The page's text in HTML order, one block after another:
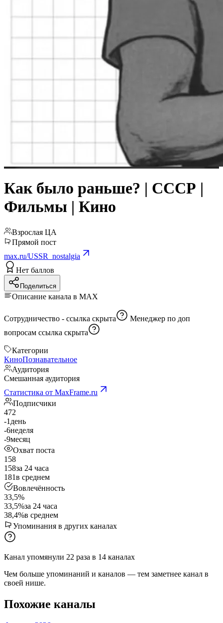
Как было раньше? | СССР |
Фильмы | Кино
Взрослая ЦА
Прямой пост
max.ru/USSR_nostalgia
Нет баллов
Поделиться
Описание канала в MAX
Сотрудничество - ссылка скрыта
вопросам ссылка скрыта
Категории
КиноПознавательное
Аудитория
Смешанная аудитория
Статистика от MaxFrame.ru
Подписчики
472
-1 день
-6неделя
-9месяц
Охват поста
158
158за 24 часа
181в среднем
Вовлечённость
33,5%
33,5%за 24 часа
38,4%в среднем
Упоминания в других каналах
Канал упомянули 22 раза в 14 каналах
Чем больше упоминаний и каналов — тем заметнее канал в
своей нише.
Похожие каналы